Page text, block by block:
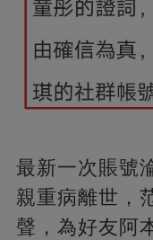
最新一次賬號
親重病離世，
聲，為好友阿